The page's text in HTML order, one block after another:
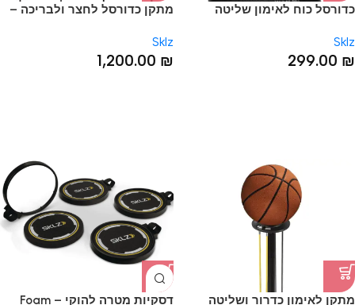
כדורסל כוח לאימון שליטה
CONTROL BASKETBALL
Sklz
299.00 ₪
מתקן כדורסל לחצר ולבריכה –
SYSTEM
Sklz
1,200.00 ₪
מתקן לאימון כדרור ושליטה
דסקיות מטרה להוקי – Foam